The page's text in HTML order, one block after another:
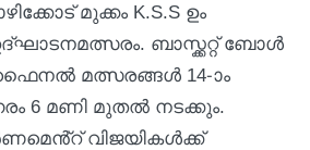
മുക്കം K.S.S ഉം
ബാസ്ക്കറ്റ് ബോൾ
മത്സരങ്ങൾ 14-ാം
6 മണി മുതൽ നടക്കും.
വിജയികൾക്ക്